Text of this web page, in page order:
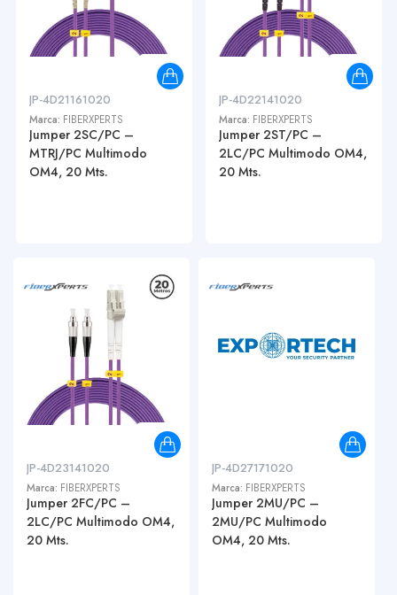
JP-4D21161020
Marca: FIBERXPERTS
Jumper 2SC/PC –
MTRJ/PC Multimodo
OM4, 20 Mts.
JP-4D22141020
Marca: FIBERXPERTS
Jumper 2ST/PC –
2LC/PC Multimodo OM4,
20 Mts.
JP-4D23141020
Marca: FIBERXPERTS
Jumper 2FC/PC –
2LC/PC Multimodo OM4,
20 Mts.
JP-4D27171020
Marca: FIBERXPERTS
Jumper 2MU/PC –
2MU/PC Multimodo
OM4, 20 Mts.